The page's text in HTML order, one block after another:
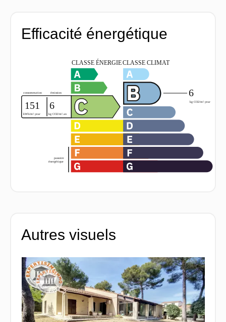
Efficacité énergétique
Autres visuels